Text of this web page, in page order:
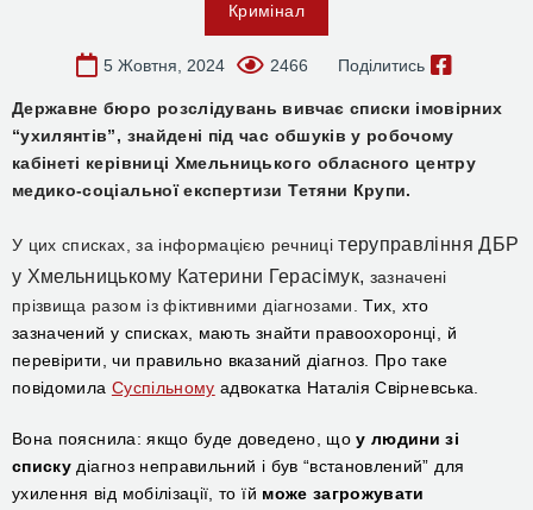
Кримінал
5 Жовтня, 2024 2466 Поділитись
Державне бюро розслідувань вивчає списки імовірних
“ухилянтів”, знайдені під час обшуків у робочому
кабінеті керівниці Хмельницького обласного центру
медико-соціальної експертизи Тетяни Крупи.
У цих списках, за інформацією речницітеруправління ДБР
у Хмельницькому Катерини Герасімук, зазначені
прізвища разом із фіктивними діагнозами.Тих, хто
зазначений у списках, мають знайти правоохоронці, й
перевірити , чи правильно вказаний діагноз. Про таке
повідомила Суспільному адвокатка Наталія Свірневська.
Вона пояснила: якщо буде доведено, щоу людини зі
списку діагноз неправильний і був “встановлений” для
ухилення від мобілізації, то їй може загрожувати